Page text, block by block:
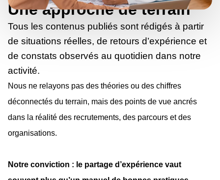
Une approche de terrain
Tous les contenus publiés sont rédigés à partir
de situations réelles, de retours d’expérience et
de constats observés au quotidien dans notre
activité.
Nous ne relayons pas des théories ou des chiffres
déconnectés du terrain, mais des points de vue ancrés
dans la réalité des recrutements, des parcours et des
organisations.
Notre conviction : le partage d’expérience vaut